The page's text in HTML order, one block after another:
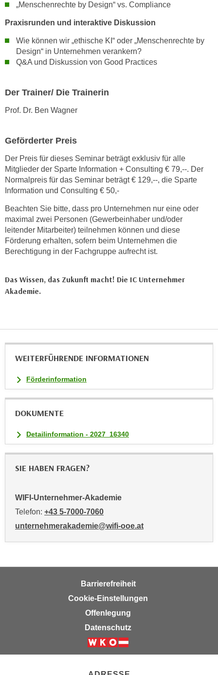
„Menschenrechte by Design“ vs. Compliance
Praxisrunden und interaktive Diskussion
Wie können wir „ethische KI“ oder „Menschenrechte by
Design“ in Unternehmen verankern?
Q&A und Diskussion von Good Practices
Der Trainer/ Die Trainerin
Prof. Dr. Ben Wagner
Geförderter Preis
Der Preis für dieses Seminar beträgt exklusiv für alle
Mitglieder der Sparte Information + Consulting € 79,--. Der
Normalpreis für das Seminar beträgt € 129,--, die Sparte
Information und Consulting € 50,-
Beachten Sie bitte, dass pro Unternehmen nur eine oder
maximal zwei Personen (Gewerbeinhaber und/oder
leitender Mitarbeiter) teilnehmen können und diese
Förderung erhalten, sofern beim Unternehmen die
Berechtigung in der Fachgruppe aufrecht ist.
Das Wissen, das Zukunft macht! Die IC Unternehmer
Akademie.
WEITERFÜHRENDE INFORMATIONEN
Förderinformation
DOKUMENTE
Detailinformation - 2027_16340
SIE HABEN FRAGEN?
WIFI-Unternehmer-Akademie
Telefon: +43 5-7000-7060
unternehmerakademie@wifi-ooe.at
Barrierefreiheit
Cookie-Einstellungen
Offenlegung
Datenschutz
i
k
e
S
a
u
A
l
l
e
a
e
p
t
r
e
,
u
l
e
k
e